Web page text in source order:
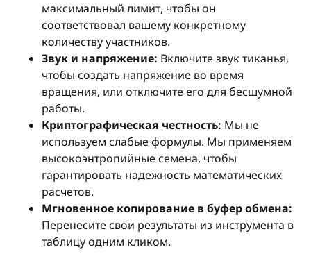
максимальный лимит, чтобы он
соответствовал вашему конкретному
количеству участников.
Звук и напряжение: Включите звук тиканья,
чтобы создать напряжение во время
вращения, или отключите его для бесшумной
работы.
Криптографическая честность: Мы не
используем слабые формулы. Мы применяем
высокоэнтропийные семена, чтобы
гарантировать надежность математических
расчетов.
Мгновенное копирование в буфер обмена:
Перенесите свои результаты из инструмента в
таблицу одним кликом.